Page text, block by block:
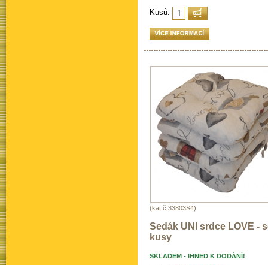
Kusů:
(kat.č.33803S4)
Sedák UNI srdce LOVE -
kusy
SKLADEM - IHNED K DODÁNÍ!